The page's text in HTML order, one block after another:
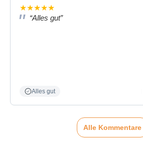
★★★★★
“Alles gut”
Alles gut
Alle Kommentare